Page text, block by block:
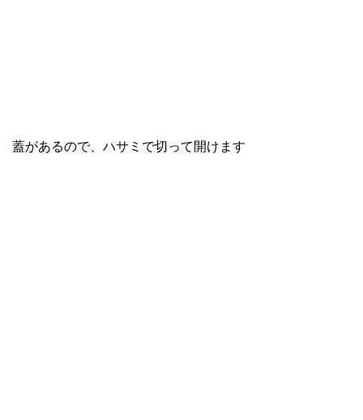
蓋があるので、ハサミで切って開けます